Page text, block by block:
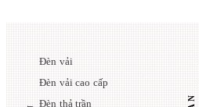
Đèn vải
Đèn vải cao cấp
Đèn thả trần